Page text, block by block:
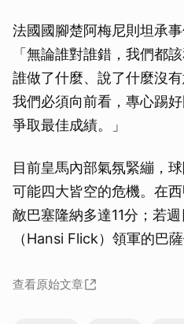
法國國腳楚阿梅尼則坦承
「無論誰對誰錯，我們都
誰做了什麼、說了什麼沒
我們必須向前看，專心踢
爭取最佳成績。」
目前皇馬內部氣氛緊繃，
可能四大皆空的危機。在
敵巴塞隆納多達11分；若
（Hansi Flick）領軍的巴
查看原始文章